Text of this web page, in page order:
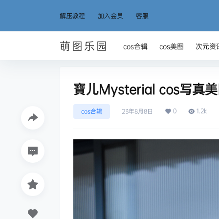
解压教程 加入会员 客服
萌图乐园 cos合辑 cos美图 次元资
寶儿Mysterial cos写真
cos合辑 23年8月8日 0 1.2k